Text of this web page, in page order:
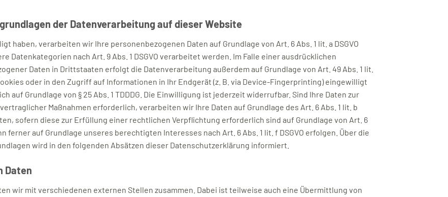
der Datenverarbeitung auf dieser Website
haben, verarbeiten wir Ihre personenbezogenen Daten auf Grundlage von Art. 6 Abs. 1 lit. a DSGVO
Datenkategorien nach Art. 9 Abs. 1 DSGVO verarbeitet werden. Im Falle einer ausdrücklichen
Daten in Drittstaaten erfolgt die Datenverarbeitung außerdem auf Grundlage von Art. 49 Abs. 1 lit.
oder in den Zugriff auf Informationen in Ihr Endgerät (z. B. via Device-Fingerprinting) eingewilligt
auf Grundlage von § 25 Abs. 1 TDDDG. Die Einwilligung ist jederzeit widerrufbar. Sind Ihre Daten zur
Maßnahmen erforderlich, verarbeiten wir Ihre Daten auf Grundlage des Art. 6 Abs. 1 lit. b
sofern diese zur Erfüllung einer rechtlichen Verpflichtung erforderlich sind auf Grundlage von Art. 6
ferner auf Grundlage unseres berechtigten Interesses nach Art. 6 Abs. 1 lit. f DSGVO erfolgen. Über die
wird in den folgenden Absätzen dieser Datenschutzerklärung informiert.
Daten
wir mit verschiedenen externen Stellen zusammen. Dabei ist teilweise auch eine Übermittlung von